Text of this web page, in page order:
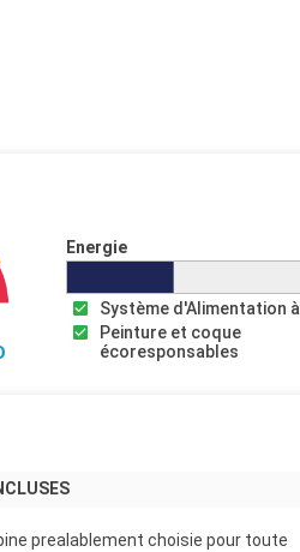
Energie
Système d'Alimentation
Peinture et coque
écoresponsables
prealablement choisie pour toute